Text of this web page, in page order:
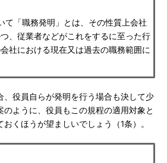
「職務発明」とは、その性質上会社
、従業者などがこれをするに至った行
社における現在又は過去の職務範囲に
役員自らが発明を行う場合も決して少
のように、役員もこの規程の適用対象と
くほうが望ましいでしょう（1条）。